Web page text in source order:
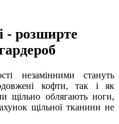
- розширте
незамінними стануть
кофти, так і як
щільно облягають ноги,
щільної тканини не